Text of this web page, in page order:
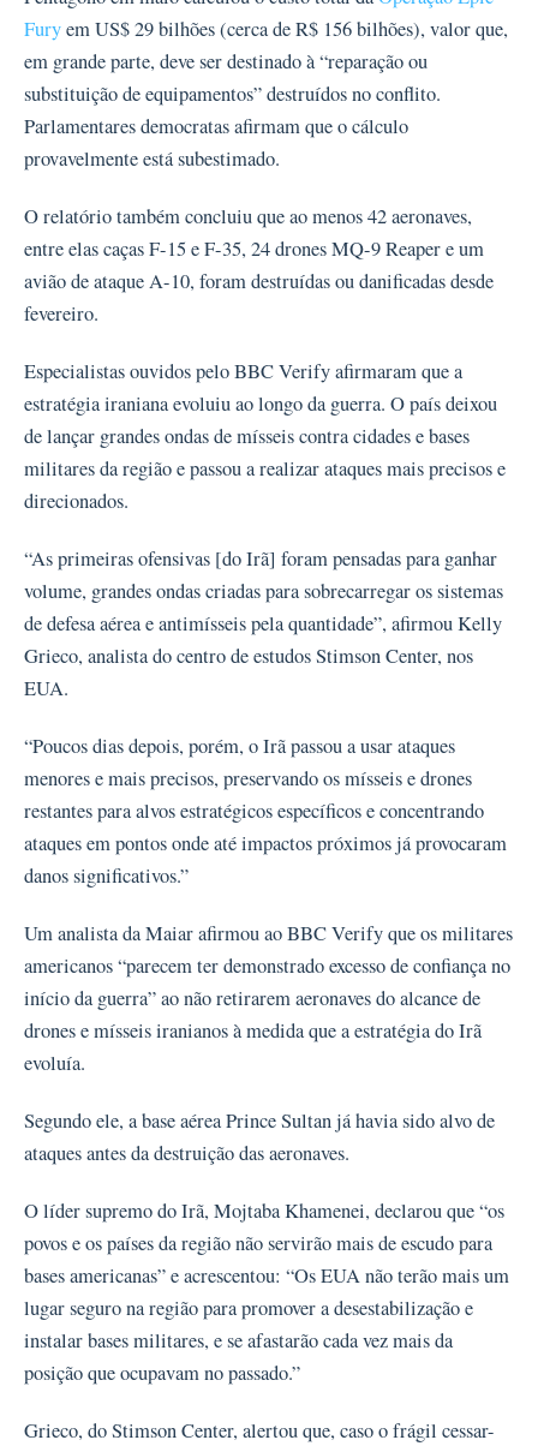
Furyem US$ 29 bilhões (cerca de R$ 156 bilhões), valor que,
em grande parte, deve ser destinado à “reparação ou
substituição de equipamentos” destruídos no conflito.
Parlamentares democratas afirmam que o cálculo
provavelmente está subestimado.
O relatório também concluiu que ao menos 42 aeronaves,
entre elas caças F-15 e F-35, 24 drones MQ-9 Reaper e um
avião de ataque A-10, foram destruídas ou danificadas desde
fevereiro.
Especialistas ouvidos pelo BBC Verify afirmaram que a
estratégia iraniana evoluiu ao longo da guerra. O país deixou
de lançar grandes ondas de mísseis contra cidades e bases
militares da região e passou a realizar ataques mais precisos e
direcionados.
“As primeiras ofensivas [do Irã] foram pensadas para ganhar
volume, grandes ondas criadas para sobrecarregar os sistemas
de defesa aérea e antimísseis pela quantidade”, afirmou Kelly
Grieco, analista do centro de estudos Stimson Center, nos
EUA.
“Poucos dias depois, porém, o Irã passou a usar ataques
menores e mais precisos, preservando os mísseis e drones
restantes para alvos estratégicos específicos e concentrando
ataques em pontos onde até impactos próximos já provocaram
danos significativos.”
Um analista da Maiar afirmou ao BBC Verify que os militares
americanos “parecem ter demonstrado excesso de confiança no
início da guerra” ao não retirarem aeronaves do alcance de
drones e mísseis iranianos à medida que a estratégia do Irã
evoluía.
Segundo ele, a base aérea Prince Sultan já havia sido alvo de
ataques antes da destruição das aeronaves.
O líder supremo do Irã, Mojtaba Khamenei, declarou que “os
povos e os países da região não servirão mais de escudo para
bases americanas” e acrescentou: “Os EUA não terão mais um
lugar seguro na região para promover a desestabilização e
instalar bases militares, e se afastarão cada vez mais da
posição que ocupavam no passado.”
Grieco, do Stimson Center, alertou que, caso o frágil cessar-